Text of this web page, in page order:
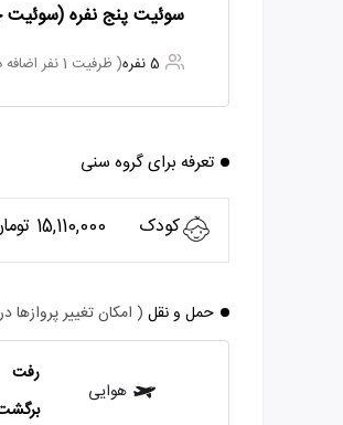
سوئیت پنج نفره (سوئیت
5 نفره ( ظرفیت 1 نفر اضافه دارد )
تعرفه برای گروه سنی
کودک 15,110,000 تومان
حمل و نقل ( امکان تغییر
هوایی
رفت